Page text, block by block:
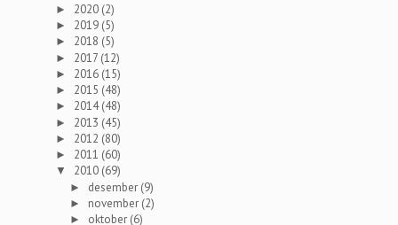
► 2020 (2)
► 2019 (5)
► 2018 (5)
► 2017 (12)
► 2016 (15)
► 2015 (48)
► 2014(48)
► 2013 (45)
► 2012 (80)
► 2011 (60)
▼ 2010 (69)
► desember (9)
► november (2)
► oktober (6)